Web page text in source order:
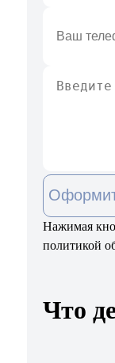
Нажимая
политикой
Что